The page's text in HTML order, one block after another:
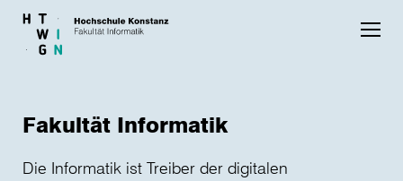
Skip to main content
Fakultät Informatik
Die Informatik ist Treiber der digitalen